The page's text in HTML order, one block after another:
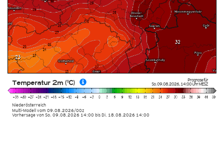
Prognose für
So. 09.08.2026,14:00 UhrMESZ
Niederösterreich
Multi-Modellvom 09.08.2026/00z
Temperatur 2m (°C)
Vorhersage von So. 09.08.2026 14:00 bis Di. 18.08.2026 14:00